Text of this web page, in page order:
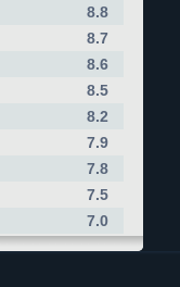
8.8
8.7
8.6
8.5
8.2
7.9
7.8
7.5
7.0